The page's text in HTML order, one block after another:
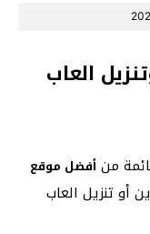
العاب
أفضل موقع
أو تنزيل العاب